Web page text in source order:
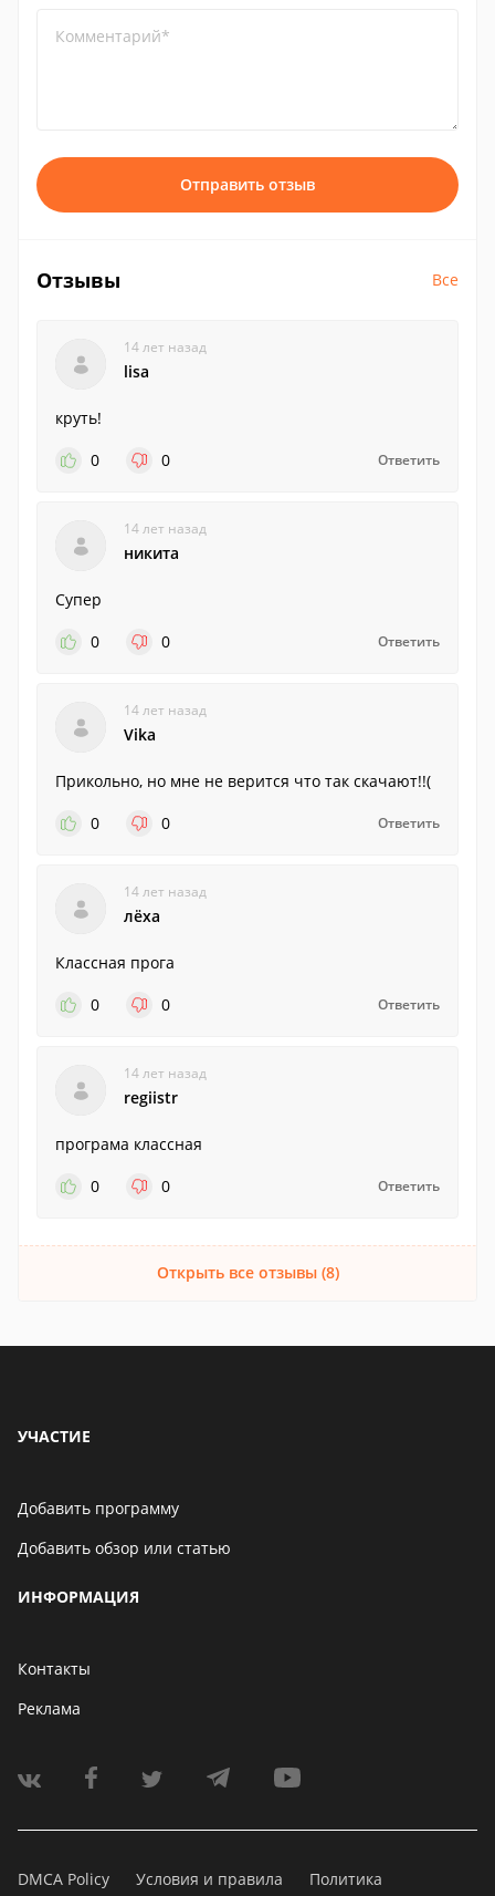
Комментарий*
Отправить отзыв
Отзывы Все
14 лет назад
lisa
круть!
0
0 Ответить
14 лет назад
никита
Супер
0
0 Ответить
14 лет назад
Vika
Прикольно, но мне не верится что так скачают!!(
0
0 Ответить
14 лет назад
лёха
Классная прога
0
0 Ответить
14 лет назад
regiistr
програма классная
0
0 Ответить
Открыть все отзывы (8)
УЧАСТИЕ
Добавить программу
Добавить обзор или статью
ИНФОРМАЦИЯ
Контакты
Реклама
DMCA Policy Условия и правила Политика